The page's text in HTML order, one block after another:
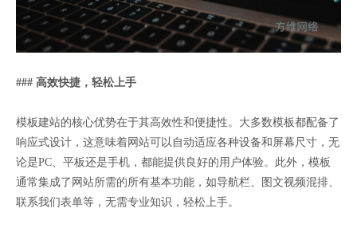
### 高效快捷，轻松上手
模板建站的核心优势在于其高效性和便捷性。大多数模板都配备了
响应式设计，这意味着网站可以自动适应各种设备和屏幕尺寸，无
论是PC、平板还是手机，都能提供良好的用户体验。此外，模板
通常集成了网站所需的所有基本功能，如导航栏、图文视频混排、
联系我们表单等，无需专业知识，轻松上手。